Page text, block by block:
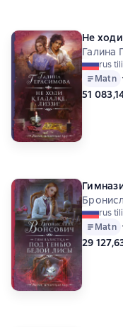
Не
Галина
rus
Matn
51
rus
Matn
29